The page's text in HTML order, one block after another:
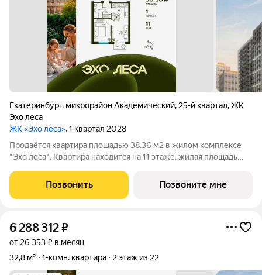
Екатеринбург, микрорайон Академический, 25-й квартал,ЖК
Эхо леса
ЖК «Эхо леса», 1 квартал 2028
Продаётся квартира площадью 38.36 м2 в жилом комплексе
"Эхо леса". Квартира находится на 11 этаже, жилая площадь
особенностей планировки изолированные комнаты с окнами
на одну сторону, 1
Позвонить Позвоните мне
6 288 312₽
от 26 353 ₽ в месяц
32,8 м²
1-комн. квартира 2 этаж из 22